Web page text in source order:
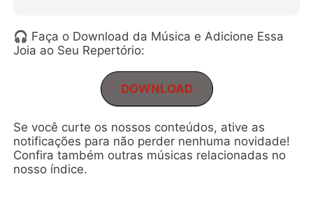
🎧 Faça o Download da Música e Adicione Essa
Joia ao Seu Repertório:
DOWNLOAD
Se você curte os nossos conteúdos, ative as
notificações para não perder nenhuma novidade!
Confira também outras músicas relacionadas no
nosso índice.